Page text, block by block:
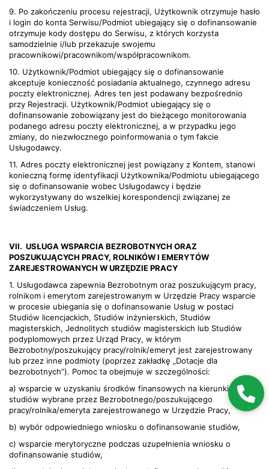
9. Po zakończeniu procesu rejestracji, Użytkownik otrzymuje hasło
i login do konta Serwisu/Podmiot ubiegający się o dofinansowanie
otrzymuje kody dostępu do Serwisu, z których korzysta
samodzielnie i/lub przekazuje swojemu
pracownikowi/pracownikom/współpracownikom.
10. Użytkownik/Podmiot ubiegający się o dofinansowanie
akceptuje konieczność posiadania aktualnego, czynnego adresu
poczty elektronicznej. Adres ten jest podawany bezpośrednio
przy Rejestracji. Użytkownik/Podmiot ubiegający się o
dofinansowanie zobowiązany jest do bieżącego monitorowania
podanego adresu poczty elektronicznej, a w przypadku jego
zmiany, do niezwłocznego poinformowania o tym fakcie
Usługodawcy.
11. Adres poczty elektronicznej jest powiązany z Kontem, stanowi
konieczną formę identyfikacji Użytkownika/Podmiotu ubiegającego
się o dofinansowanie wobec Usługodawcy i będzie
wykorzystywany do wszelkiej korespondencji związanej ze
świadczeniem Usług.
VII. USŁUGA WSPARCIA BEZROBOTNYCH ORAZ
POSZUKUJĄCYCH PRACY, ROLNIKÓW I EMERYTÓW
ZAREJESTROWANYCH W URZĘDZIE PRACY
1. Usługodawca zapewnia Bezrobotnym oraz poszukującym pracy,
rolnikom i emerytom zarejestrowanym w Urzędzie Pracy wsparcie
w procesie ubiegania się o dofinansowanie Usług w postaci
Studiów licencjackich, Studiów inżynierskich, Studiów
magisterskich, Jednolitych studiów magisterskich lub Studiów
podyplomowych przez Urząd Pracy, w którym
Bezrobotny/poszukujący pracy/rolnik/emeryt jest zarejestrowany
lub przez inne podmioty (poprzez zakładkę „Dotacje dla
bezrobotnych”). Pomoc ta obejmuje w szczególności:
a) wsparcie w uzyskaniu środków finansowych na kierunki
studiów wybrane przez Bezrobotnego/poszukującego
pracy/rolnika/emeryta zarejestrowanego w Urzędzie Pracy,
b) wybór odpowiedniego wniosku o dofinansowanie studiów,
c) wsparcie merytoryczne podczas uzupełnienia wniosku o
dofinansowanie studiów,